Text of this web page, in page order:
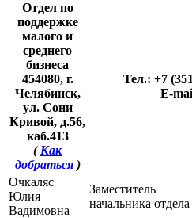
Отдел по
поддержке
малого и
среднего
бизнеса
454080, г.
Челябинск,
ул. Сони
Кривой, д.56,
каб.413
(Как
добраться)
Тел.: +7
E-
Очкаляс
Юлия
Вадимовна
Заместитель
начальника отдела